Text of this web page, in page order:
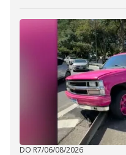
DO R7/06/08/2026